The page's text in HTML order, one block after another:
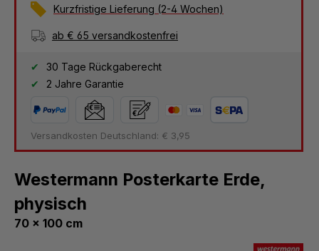
Kurzfristige Lieferung (2-4 Wochen)
ab € 65 versandkostenfrei
30 Tage Rückgaberecht
2 Jahre Garantie
Versandkosten Deutschland: € 3,95
Westermann Posterkarte Erde,
physisch
70 x 100 cm